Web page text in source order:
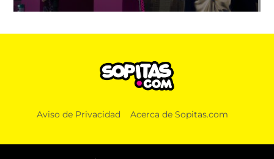
Aviso de Privacidad Acerca de Sopitas.com